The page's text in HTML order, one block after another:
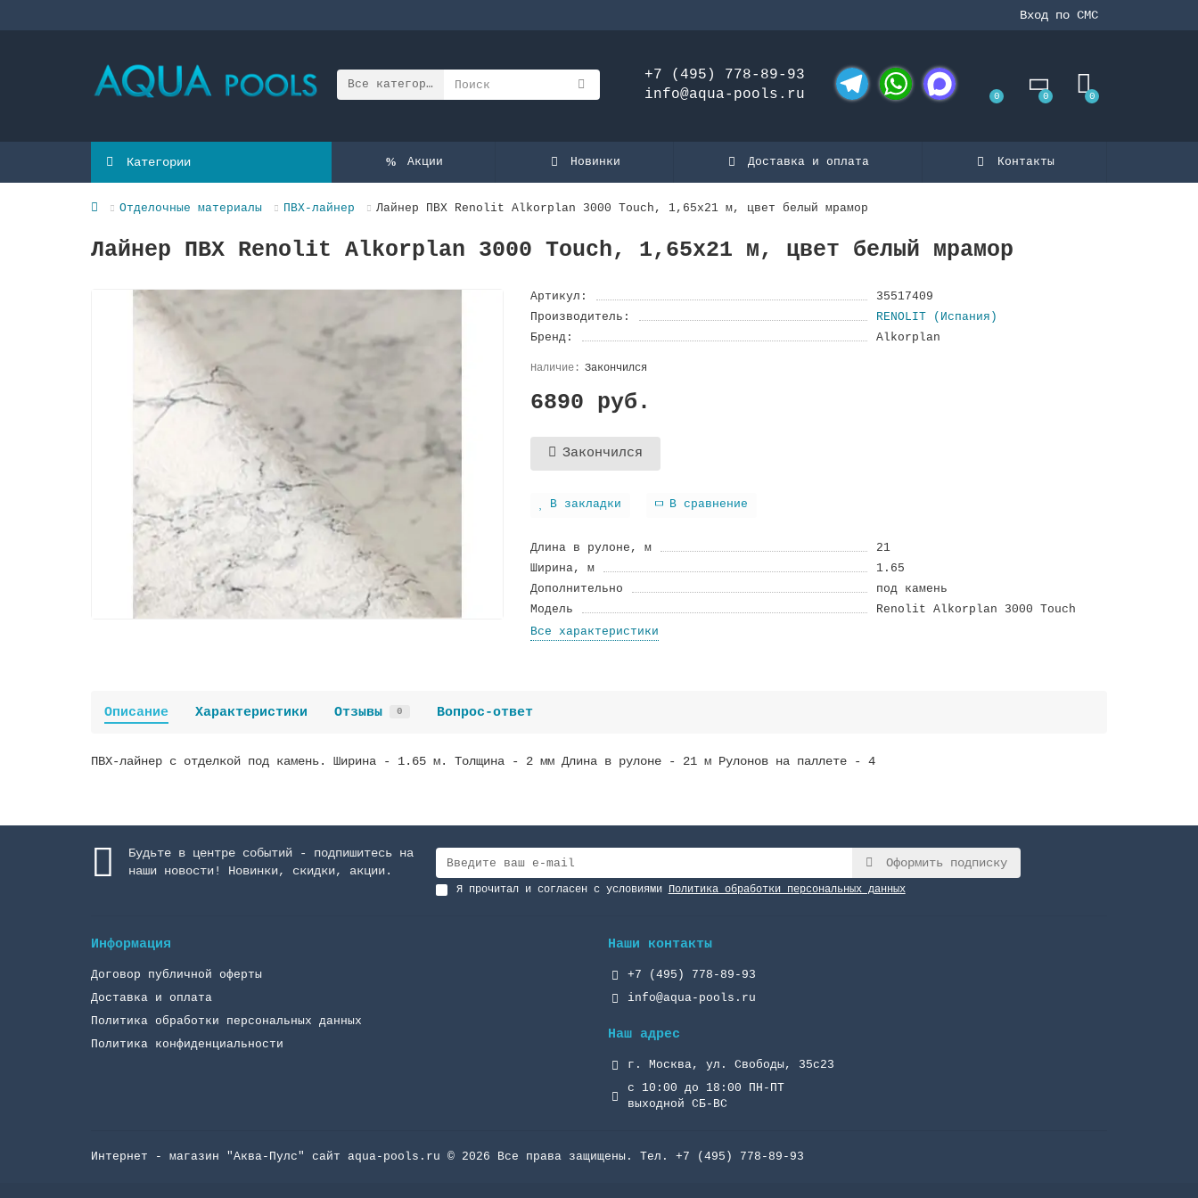
Вход по СМС
Все категории
+7 (495) 778-89-93
info@aqua-pools.ru
0 0 0
Категории Акции Новинки Доставка и оплата Контакты
Отделочные материалы ПВХ-лайнер Лайнер ПВХ Renolit Alkorplan 3000 Touch, 1,65х21 м, цвет белый мрамор
Лайнер ПВХ Renolit Alkorplan 3000 Touch, 1,65х21 м, цвет белый мрамор
Артикул:
35517409
Производитель:
RENOLIT (Испания)
Бренд:
Alkorplan
Закончился
6890 руб.
Закончился
В закладки В сравнение
Длина в рулоне, м
21
Ширина, м
1.65
Дополнительно
под камень
Модель
Renolit Alkorplan 3000 Touch
Все характеристики
Описание Характеристики Отзывы 0 Вопрос-ответ
ПВХ-лайнер с отделкой под камень. Ширина - 1.65 м. Толщина - 2 мм Длина в рулоне - 21 м Рулонов на паллете - 4
Будьте в центре событий - подпишитесь на
наши новости! Новинки, скидки, акции.
Оформить подписку
Я прочитал и согласен с условиями Политика обработки персональных данных
Информация
Договор публичной оферты
Доставка и оплата
Политика обработки персональных данных
Политика конфиденциальности
Наши контакты
+7 (495) 778-89-93
info@aqua-pools.ru
Наш адрес
г. Москва, ул. Свободы, 35с23
с 10:00 до 18:00 ПН-ПТ
выходной СБ-ВС
Интернет - магазин "Аква-Пулc" сайт aqua-pools.ru © 2026 Все права защищены. Тел. +7 (495) 778-89-93